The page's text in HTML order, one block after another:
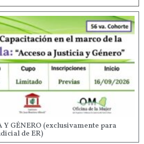
Y GÉNERO (exclusivamente para
de ER)